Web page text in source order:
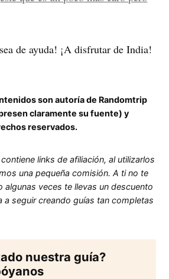
de ayuda! ¡A disfrutar de India!
son autoría de Randomtrip
claramente su fuente) y
reservados.
links de afiliación, al utilizarlos
una pequeña comisión. A ti no te
algunas veces te llevas un descuento
a seguir creando guías tan completas
nuestra guía?